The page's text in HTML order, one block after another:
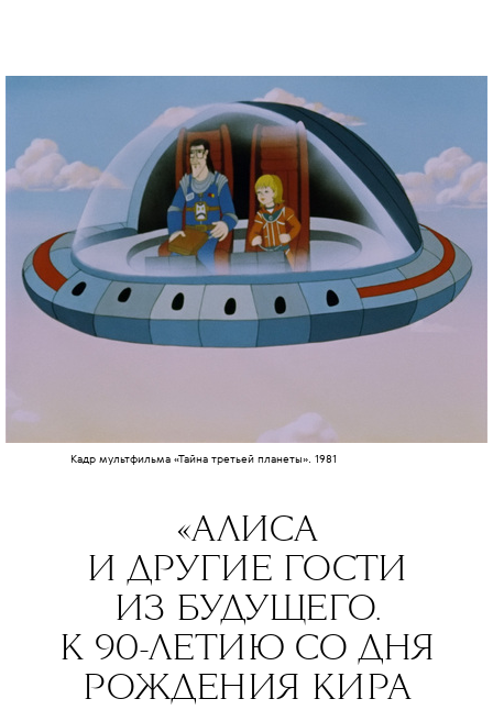
Кадр мультфильма «Тайна третьей планеты». 1981
«АЛИСА
И ДРУГИЕ ГОСТИ
ИЗ БУДУЩЕГО.
К 90-ЛЕТИЮ СО ДНЯ
РОЖДЕНИЯ КИРА